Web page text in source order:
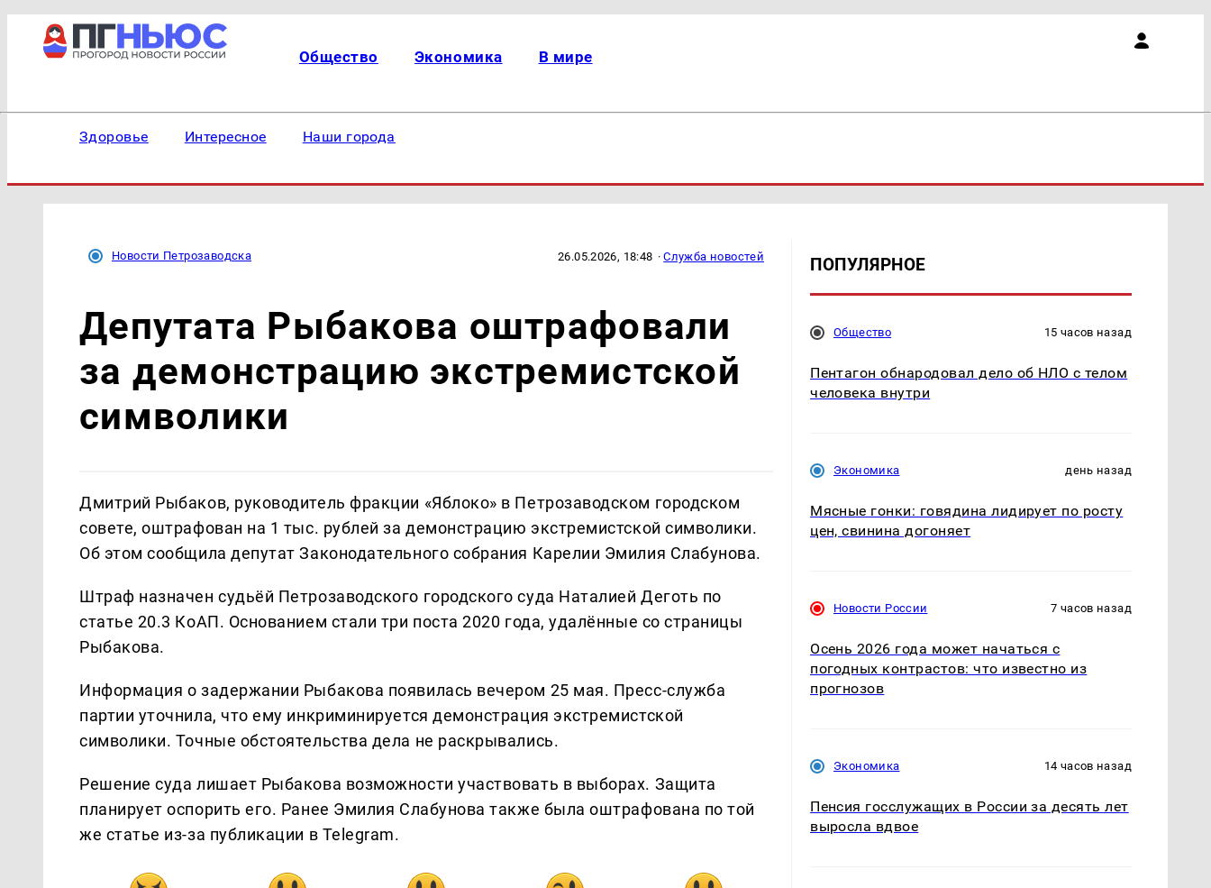
Общество Экономика В мире
Здоровье Интересное Наши города
Новости Петрозаводска 26.05.2026, 18:48 ·Служба новостей
Депутата Рыбакова оштрафовали
за демонстрацию экстремистской
символики
Дмитрий Рыбаков, руководитель фракции «Яблоко» в Петрозаводском городском
совете, оштрафован на 1 тыс. рублей за демонстрацию экстремистской символики.
Об этом сообщила депутат Законодательного собрания Карелии Эмилия Слабунова.
Штраф назначен судьёй Петрозаводского городского суда Наталией Деготь по
статье 20.3 КоАП. Основанием стали три поста 2020 года, удалённые со страницы
Рыбакова.
Информация о задержании Рыбакова появилась вечером 25 мая. Пресс-служба
партии уточнила, что ему инкриминируется демонстрация экстремистской
символики. Точные обстоятельства дела не раскрывались.
Решение суда лишает Рыбакова возможности участвовать в выборах. Защита
планирует оспорить его. Ранее Эмилия Слабунова также была оштрафована по той
же статье из-за публикации в Telegram.
ПОПУЛЯРНОЕ
Общество 15 часов назад
Пентагон обнародовал дело об НЛО с телом
человека внутри
Экономика день назад
Мясные гонки: говядина лидирует по росту
цен, свинина догоняет
Новости России 7 часов назад
Осень 2026 года может начаться с
погодных контрастов: что известно из
прогнозов
Экономика 14 часов назад
Пенсия госслужащих в России за десять лет
выросла вдвое